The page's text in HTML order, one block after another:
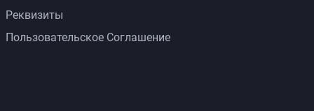
Реквизиты
Пользовательское Соглашение